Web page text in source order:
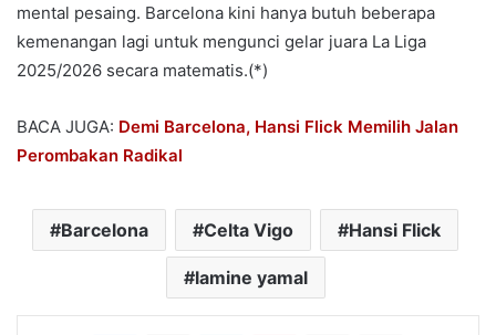
mental pesaing. Barcelona kini hanya butuh beberapa
kemenangan lagi untuk mengunci gelar juara La Liga
2025/2026 secara matematis.(*)
BACA JUGA: Demi Barcelona, Hansi Flick Memilih Jalan
Perombakan Radikal
Barcelona Celta Vigo Hansi Flick
lamine yamal